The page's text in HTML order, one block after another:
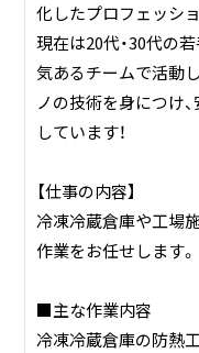
何をしている
有限会社コーエイ工業
倉庫の防熱・断熱工事
【私たちの役割】
スーパーや工場にある
を外に逃がさないた
配管の保冷工事まで、
す。
化したプロフェッシ
現在は20代・30代の
気あるチームで活動
ノの技術を身につけ
しています！
【仕事の内容】
冷凍冷蔵倉庫や工場
作業をお任せします。
■主な作業内容
冷凍冷蔵倉庫の防熱